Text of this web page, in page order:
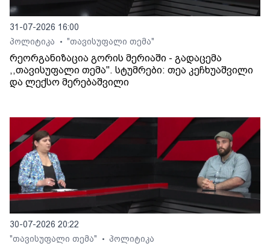
31-07-2026 16:00
პოლიტიკა
• "თავისუფალი თემა"
რეორგანიზაცია გორის მერიაში - გადაცემა
,,თავისუფალი თემა". სტუმრები: თეა კეჩხუაშვილი
და ლექსო მერებაშვილი
30-07-2026 20:22
"თავისუფალი თემა"
• პოლიტიკა